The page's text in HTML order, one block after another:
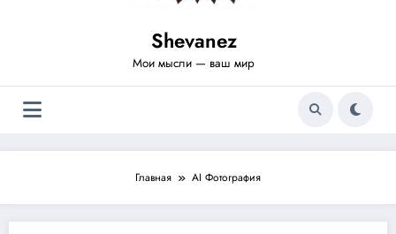
Shevanez
Мои мысли — ваш мир
Главная AI Фотография